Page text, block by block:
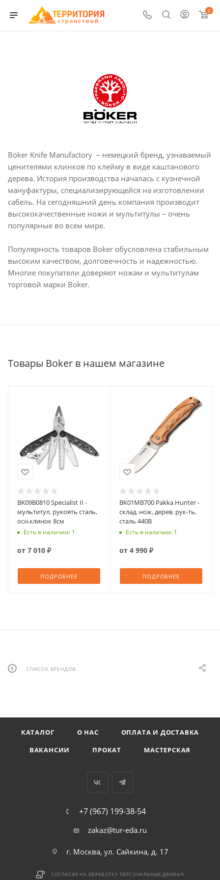
0
Böker Knife Manufactory – немецкий бренд, узнаваемый
ценителями клинков по клейму в виде каштанового
дерева. История производства началась с кузнечной
мануфактуры, специализирующейся на изготовлении
сабель. На сегодняшний день компания производит
высококачественные ножи и мультитулы – очень
популярные во всем мире.
Популярность товаров Boker обусловлена стабильным
высоким качеством, долговечность и надежностью.
Многие покупатели доверяют ножам и мультитулам
торговой марки Boker.
Товары Boker в нашем магазине
BK09B0810 Specialist II -
мультитул, рукоять сталь,
осн.клинок 8см
Есть в наличии: 1
от 7 010 ₽
ПОДРОБНЕЕ
BK01MB700 Pakka Hunter -
склад. нож, дерев. рук-ть,
сталь 440B
Есть в наличии: 1
от 4 990 ₽
ПОДРОБНЕЕ
СПИСОК БРЕНДОВ
КАТАЛОГ О НАС
ОПЛАТА И ДОСТАВКА
ВАКАНСИИ
ПРОКАТ МАСТЕРСКАЯ
+7 (967) 199-38-54
zakaz@tur-eda.ru
г. Москва, ул. Сайкина, д. 17
СОГЛАСИЕ НА ОБРАБОТКУ ПЕРСОНАЛЬНЫХ ДАННЫХ